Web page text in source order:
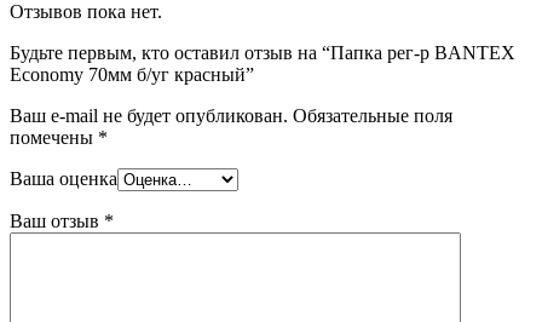
Отзывов пока нет.
Будьте первым, кто оставил отзыв на “Папка рег-р BANTEX
Economy 70мм б/уг красный”
Ваш e-mail не будет опубликован. Обязательные поля
помечены *
Ваша оценка
Ваш отзыв *